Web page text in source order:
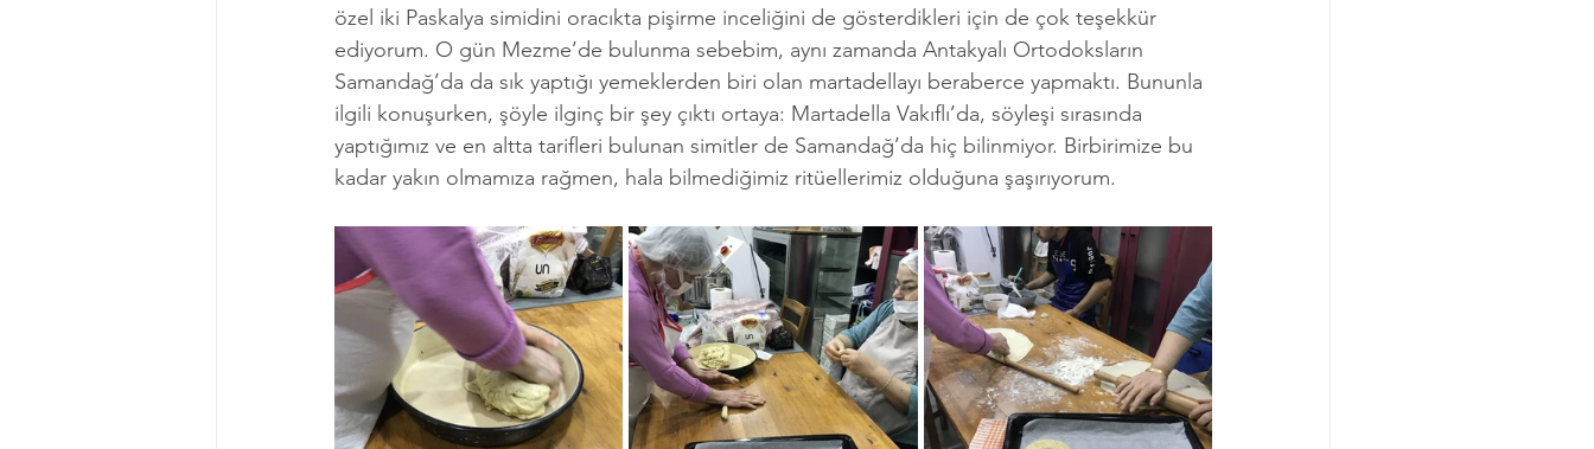
özel iki Paskalya simidini oracıkta pişirme inceliğini de gösterdikleri için de çok teşekkür
ediyorum. O gün Mezme’de bulunma sebebim, aynı zamanda Antakyalı Ortodoksların
Samandağ’da da sık yaptığı yemeklerden biri olan martadellayı beraberce yapmaktı. Bununla
ilgili konuşurken, şöyle ilginç bir şey çıktı ortaya: Martadella Vakıflı’da, söyleşi sırasında
yaptığımız ve en altta tarifleri bulunan simitler de Samandağ’da hiç bilinmiyor. Birbirimize bu
kadar yakın olmamıza rağmen, hala bilmediğimiz ritüellerimiz olduğuna şaşırıyorum.